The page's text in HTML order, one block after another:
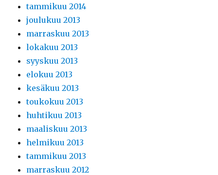
tammikuu 2014
joulukuu 2013
marraskuu 2013
lokakuu 2013
syyskuu 2013
elokuu 2013
kesäkuu 2013
toukokuu 2013
huhtikuu 2013
maaliskuu 2013
helmikuu 2013
tammikuu 2013
marraskuu 2012